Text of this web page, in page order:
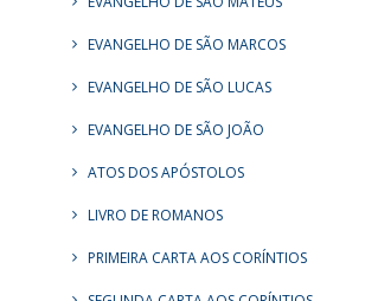
EVANGELHO DE SÃO MARCOS
EVANGELHO DE SÃO LUCAS
EVANGELHO DE SÃO JOÃO
ATOS DOS APÓSTOLOS
LIVRO DE ROMANOS
PRIMEIRA CARTA AOS CORÍNTIOS